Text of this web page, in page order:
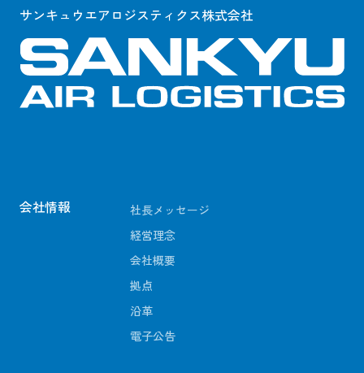
サンキュウエアロジスティクス株式会社
会社情報
社長メッセージ
経営理念
会社概要
拠点
沿革
電子公告